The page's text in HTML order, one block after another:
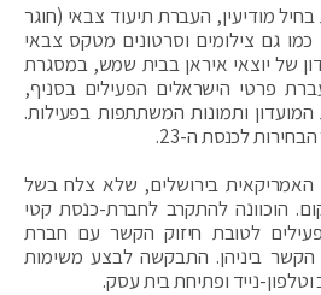
בחיל מודיעין, העברת תיעוד צבאי (חוגר
גם צילומים וסרטונים מטקס צבאי
של יוצאי איראן בבית שמש, במסגרת
פרטי הישראלים הפעילים בסניף,
המועדון ותמונות המשתתפות בפעילות.
לכנסת ה-23.
האמריקאית בירושלים, שלא צלח בשל
הוכוונה להתקרב לחברת-כנסת קטי
לטובת חיזוק הקשר עם חברת
ביניהן. התבקשה לבצע משימות
נייד ופתיחת בית עסק.